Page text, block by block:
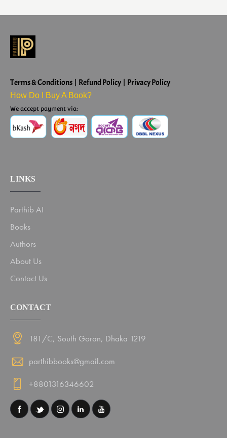
Terms & Conditions | Refund Policy | Privacy Policy
How Do I Buy A Book?
We accept payment via:
LINKS
Parthib AI
Books
Authors
About Us
Contact Us
CONTACT
181/C, South Goran, Dhaka 1219
parthibbooks@gmail.com
+8801316346602